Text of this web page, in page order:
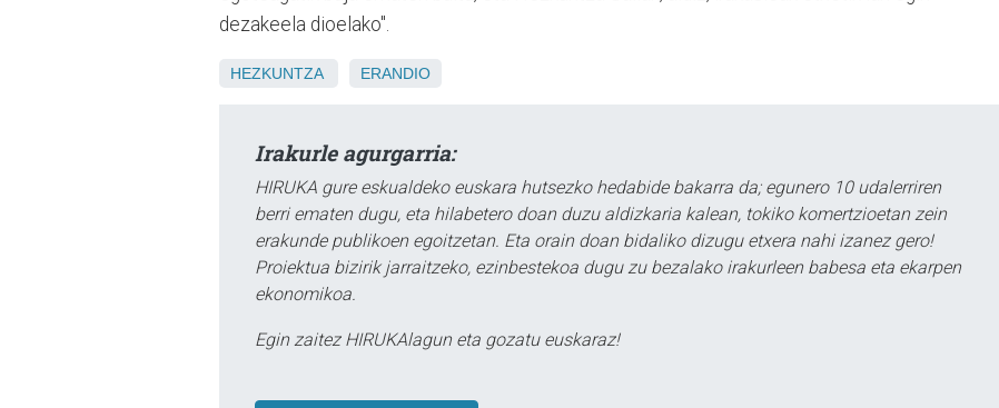
dezakeela dioelako".
HEZKUNTZA ERANDIO
Irakurle agurgarria:
HIRUKA gure eskualdeko euskara hutsezko hedabide bakarra da; egunero 10 udalerriren
berri ematen dugu, eta hilabetero doan duzu aldizkaria kalean, tokiko komertzioetan zein
erakunde publikoen egoitzetan. Eta orain doan bidaliko dizugu etxera nahi izanez gero!
Proiektua bizirik jarraitzeko, ezinbestekoa dugu zu bezalako irakurleen babesa eta ekarpen
ekonomikoa.
Egin zaitez HIRUKAlagun eta gozatu euskaraz!